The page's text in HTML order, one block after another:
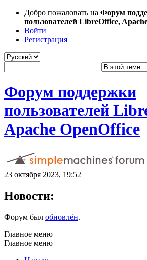
Добро пожаловать на Форум
пользователей LibreOffice,
Войти
Регистрация
Форум поддержки
пользователей
Apache OpenOffice
23 октября 2023, 19:52
Новости:
Форум был обновлён.
Главное меню
Главное меню